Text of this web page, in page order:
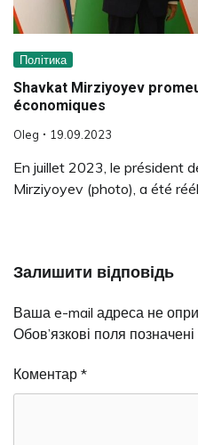
Політика
Shavkat Mirziyoyev
économiques
Oleg 19.09.2023
En juillet 2023, le président
Mirziyoyev (photo), a été
Залишити відповідь
Ваша e-mail адреса не
Обов’язкові поля позначені
Коментар *